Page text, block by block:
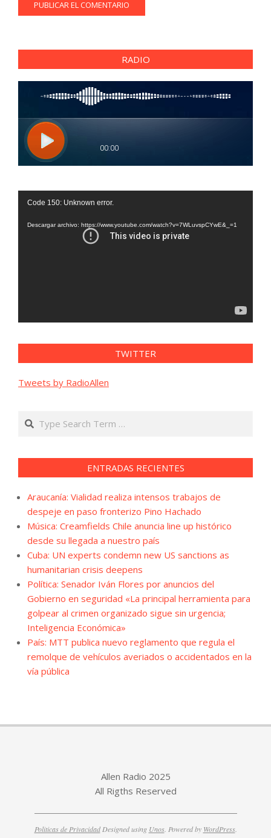
RADIO
Reproductor
vídeo
Code 150: Unknown error.
Descargar archivo: https://www.youtube.com/watch?v=7WLuvspCYwE&_=1
TWITTER
Tweets by RadioAllen
Search
ENTRADAS RECIENTES
Araucanía: Vialidad realiza intensos trabajos de
despeje en paso fronterizo Pino Hachado
Música: Creamfields Chile anuncia line up histórico
desde su llegada a nuestro país
Cuba: UN experts condemn new US sanctions as
humanitarian crisis deepens
Política: Senador Iván Flores por anuncios del
Gobierno en seguridad «La principal herramienta para
golpear al crimen organizado sigue sin urgencia;
Inteligencia Económica»
País: MTT publica nuevo reglamento que regula el
remolque de vehículos averiados o accidentados en la
vía pública
Allen Radio 2025
All Rigths Reserved
Politicas de PrivacidadDesigned using Unos. Powered by WordPress.